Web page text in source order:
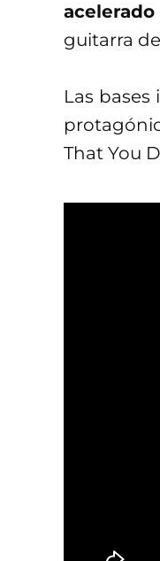
guitarra
Las
That You